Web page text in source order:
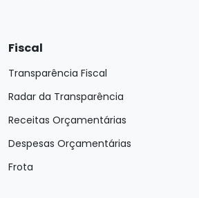
Fiscal
Transparência Fiscal
Radar da Transparência
Receitas Orçamentárias
Despesas Orçamentárias
Frota